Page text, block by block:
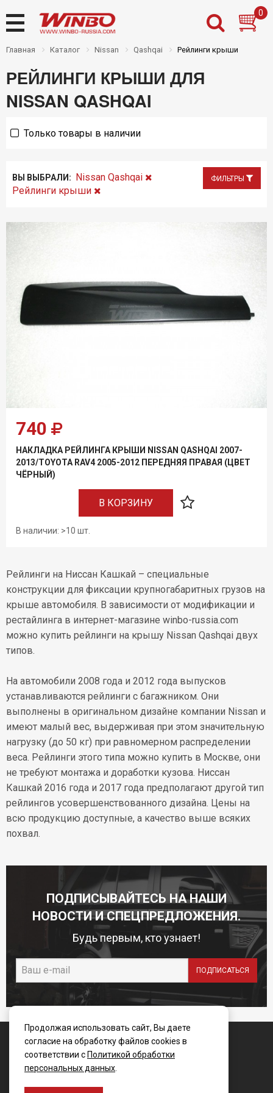
Назад
Товары на складе
Новинки
PDF каталоги Winbo
Назад
Новости
О нас
Назад
Дилерам
Частным клиентам
Оплата
Инструкции
Назад
Контакты
Где купить
0
Главная Каталог Nissan Qashqai Рейлинги крыши
РЕЙЛИНГИ КРЫШИ ДЛЯ
NISSAN QASHQAI
Только товары в наличии
ВЫ ВЫБРАЛИ: Nissan Qashqai
Рейлинги крыши
ФИЛЬТРЫ
740
НАКЛАДКА РЕЙЛИНГА КРЫШИ NISSAN QASHQAI 2007-
2013/TOYOTA RAV4 2005-2012 ПЕРЕДНЯЯ ПРАВАЯ (ЦВЕТ
ЧЁРНЫЙ)
В КОРЗИНУ
В наличии: >10 шт.
Рейлинги на Ниссан Кашкай – специальные
конструкции для фиксации крупногабаритных грузов на
крыше автомобиля. В зависимости от модификации и
рестайлинга в интернет-магазине winbo-russia.com
можно купить рейлинги на крышу Nissan Qashqai двух
типов.
На автомобили 2008 года и 2012 года выпусков
устанавливаются рейлинги с багажником. Они
выполнены в оригинальном дизайне компании Nissan и
имеют малый вес, выдерживая при этом значительную
нагрузку (до 50 кг) при равномерном распределении
веса. Рейлинги этого типа можно купить в Москве, они
не требуют монтажа и доработки кузова. Ниссан
Кашкай 2016 года и 2017 года предполагают другой тип
рейлингов усовершенствованного дизайна. Цены на
всю продукцию доступные, а качество выше всяких
похвал.
ПОДПИСЫВАЙТЕСЬ НА НАШИ
НОВОСТИ И СПЕЦПРЕДЛОЖЕНИЯ.
Будь первым, кто узнает!
© WINBO-Russia 2006 - 2025
Продолжая использовать сайт, Вы даете
согласие на обработку файлов cookies в
соответствии с Политикой обработки
персональных данных